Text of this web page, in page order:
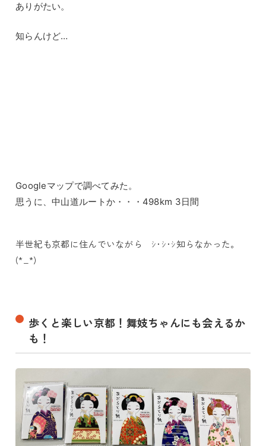
ありがたい。
知らんけど…
Googleマップで調べてみた。
思うに、中山道ルートか・・・498km 3日間
半世紀も京都に住んでいながら ｼ･ｼ･ｼ知らなかった。
(*_*)
歩くと楽しい京都！舞妓ちゃんにも会えるか
も！